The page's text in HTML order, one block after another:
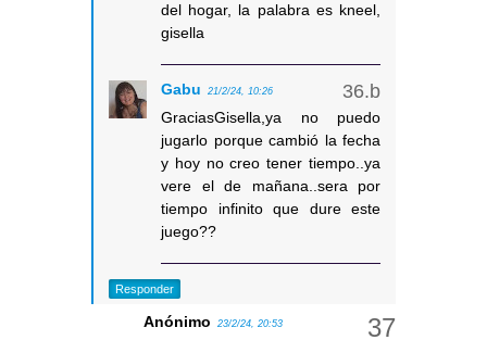
del hogar, la palabra es kneel,
gisella
Gabu 21/2/24, 10:26
GraciasGisella,ya no puedo
jugarlo porque cambió la fecha
y hoy no creo tener tiempo..ya
vere el de mañana..sera por
tiempo infinito que dure este
juego??
Responder
Anónimo 23/2/24, 20:53